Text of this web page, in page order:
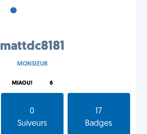
•
mattdc8181
MONSIEUR
MIAOU! 6
0
Suiveurs
17
Badges